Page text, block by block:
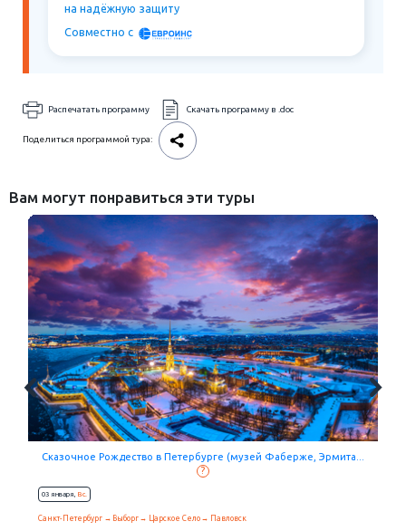
на надёжную защиту
Совместно c
Распечатать программу Скачать программу в .doc
Поделиться программой тура:
Вам могут понравиться эти туры
Солнечное сияние Петербурга (часовня Святой Ксении Блаж...
14 августа,
Санкт-Петербург Петергоф Павловск